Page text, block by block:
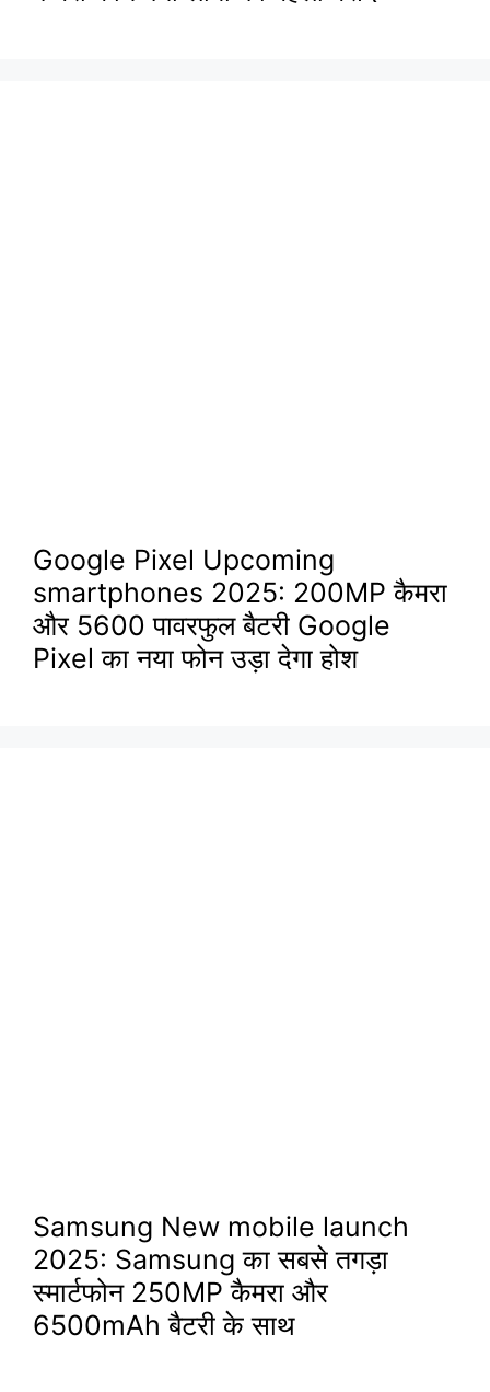
Google Pixel Upcoming
smartphones 2025: 200MP कैमरा
और 5600 पावरफुल बैटरी Google
Pixel का नया फोन उड़ा देगा होश
Samsung New mobile launch
2025: Samsung का सबसे तगड़ा
स्मार्टफोन 250MP कैमरा और
6500mAh बैटरी के साथ